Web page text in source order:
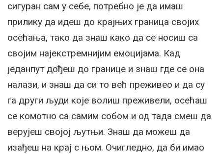
сигуран сам у себе, потребно је да имаш
прилику да идеш до крајњих граница својих
осећања, тако да знаш како да се носиш са
својим најекстремнијим емоцијама. Кад
једанпут дођеш до границе и знаш где се она
налази, и знаш да си то већ преживео и да су
га други људи које волиш преживели, осећаш
се комотно са самим собом и од тада смеш да
верујеш својој љутњи. Знаш да можеш да
изађеш на крај с њом. Очигледно, да би имао